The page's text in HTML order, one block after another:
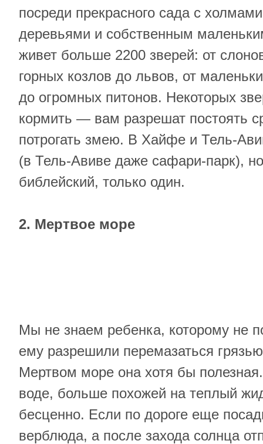
посреди прекрасного сада с
деревьями и собственным
живет больше 2200 зверей: от
горных козлов до львов, от
до огромных питонов. Некоторых
кормить — вам разрешат постоять
потрогать змею. В Хайфе и Тель-
(в Тель-Авиве даже сафари-парк),
библейский, только один.
2. Мертвое море
Мы не знаем ребенка, которому не
ему разрешили перемазаться
Мертвом море она хотя бы
воде, больше похожей на теплый
бесценно. Если по дороге еще
верблюда, а после захода солнца